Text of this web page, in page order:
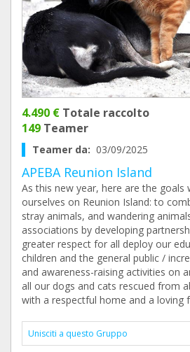
4.490 € Totale raccolto
149 Teamer
Teamer da: 03/09/2025
APEBA Reunion Island
As this new year, here are the goals
ourselves on Reunion Island: to
stray animals, and wandering
associations by developing
greater respect for all deploy our
children and the general public /
and awareness-raising activities on
all our dogs and cats rescued from
with a respectful home and a loving
Unisciti a questo Gruppo